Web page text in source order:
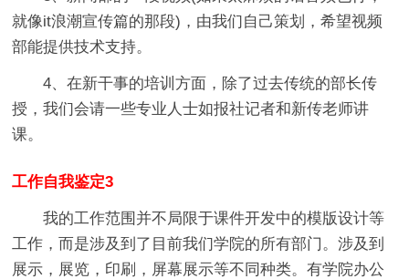
就像it浪潮宣传篇的那段)，由我们自己策划，希望视频
部能提供技术支持。
4、在新干事的培训方面，除了过去传统的部长传
授，我们会请一些专业人士如报社记者和新传老师讲
课。
工作自我鉴定3
我的工作范围并不局限于课件开发中的模版设计等
工作，而是涉及到了目前我们学院的所有部门。涉及到
展示，展览，印刷，屏幕展示等不同种类。有学院办公